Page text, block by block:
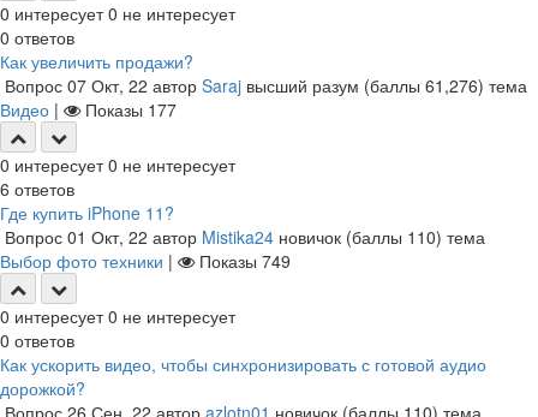
0 интересует 0 не интересует
0 ответов
Как увеличить продажи?
Вопрос 07 Окт, 22 автор Saraj высший разум (баллы 61,276) тема
Видео | Показы 177
0 интересует 0 не интересует
6 ответов
Где купить iPhone 11?
Вопрос 01 Окт, 22 автор Mistika24 новичок (баллы 110) тема
Выбор фото техники | Показы 749
0 интересует 0 не интересует
0 ответов
Как ускорить видео, чтобы синхронизировать с готовой аудио
дорожкой?
Вопрос 26 Сен, 22 автор azlotn01 новичок (баллы 110) тема